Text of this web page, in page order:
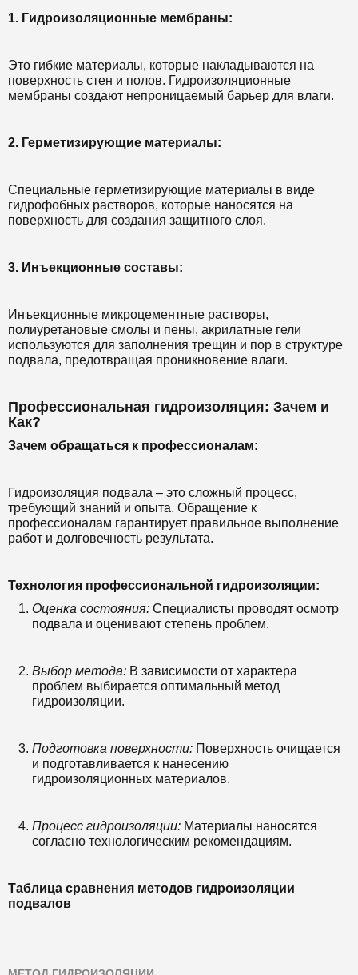
1. Гидроизоляционные мембраны:
Это гибкие материалы, которые накладываются на
поверхность стен и полов. Гидроизоляционные
мембраны создают непроницаемый барьер для влаги.
2. Герметизирующие материалы:
Специальные герметизирующие материалы в виде
гидрофобных растворов, которые наносятся на
поверхность для создания защитного слоя.
3. Инъекционные составы:
Инъекционные микроцементные растворы,
полиуретановые смолы и пены, акрилатные гели
используются для заполнения трещин и пор в структуре
подвала, предотвращая проникновение влаги.
Профессиональная гидроизоляция: Зачем и
Как?
Зачем обращаться к профессионалам:
Гидроизоляция подвала – это сложный процесс,
требующий знаний и опыта. Обращение к
профессионалам гарантирует правильное выполнение
работ и долговечность результата.
Технология профессиональной гидроизоляции:
Оценка состояния: Специалисты проводят осмотр
подвала и оценивают степень проблем.
Выбор метода: В зависимости от характера
проблем выбирается оптимальный метод
гидроизоляции.
Подготовка поверхности: Поверхность очищается
и подготавливается к нанесению
гидроизоляционных материалов.
Процесс гидроизоляции: Материалы наносятся
согласно технологическим рекомендациям.
Таблица сравнения методов гидроизоляции
подвалов